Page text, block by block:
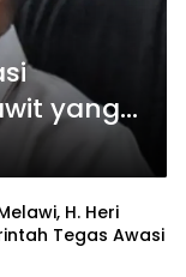
yang
Petani
H. Heri
Tegas Awasi